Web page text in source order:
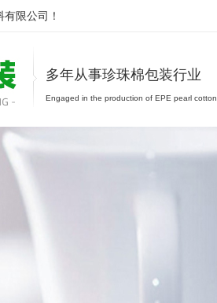
限公司！
多年从事珍珠棉包装行业
Engaged in the production of EPE pearl cotton